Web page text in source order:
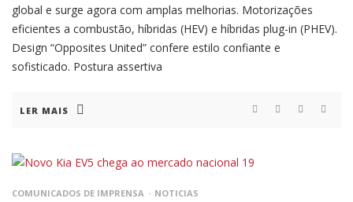
global e surge agora com amplas melhorias. Motorizações
eficientes a combustão, híbridas (HEV) e híbridas plug-in (PHEV).
Design “Opposites United” confere estilo confiante e
sofisticado. Postura assertiva
LER MAIS
COMUNICADOS DE IMPRENSA NOTICIAS